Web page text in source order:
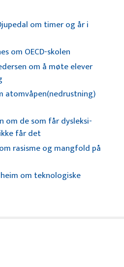
om timer og år i
om OECD-skolen
om å møte elever
atomvåpen(nedrustning)
om de som får dysleksi-
får det
rasisme og mangfold på
om teknologiske